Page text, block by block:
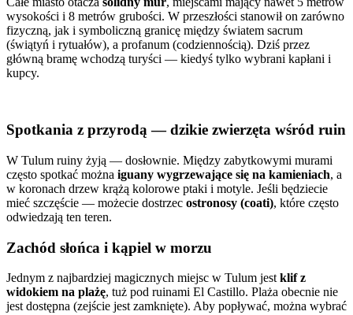
wysokości i 8 metrów grubości. W przeszłości stanowił on zarówno
fizyczną, jak i symboliczną granicę między światem sacrum
(świątyń i rytuałów), a profanum (codziennością). Dziś przez
główną bramę wchodzą turyści — kiedyś tylko wybrani kapłani i
kupcy.
Spotkania z przyrodą — dzikie zwierzęta wśród ruin
W Tulum ruiny żyją — dosłownie. Między zabytkowymi murami
często spotkać można iguany wygrzewające się na kamieniach, a
w koronach drzew krążą kolorowe ptaki i motyle. Jeśli będziecie
mieć szczęście — możecie dostrzec ostronosy (coati), które często
odwiedzają ten teren.
Zachód słońca i kąpiel w morzu
Jednym z najbardziej magicznych miejsc w Tulum jestklif z
widokiem na plażę, tuż pod ruinami El Castillo. Plaża obecnie nie
jest dostępna (zejście jest zamknięte). Aby popływać, można wybrać